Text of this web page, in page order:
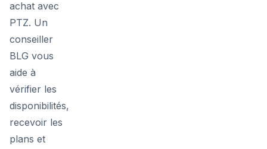
achat avec
PTZ. Un
conseiller
BLG vous
aide à
vérifier les
disponibilités,
recevoir les
plans et